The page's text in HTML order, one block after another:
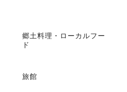
郷土料理・ローカルフー
ド
旅館